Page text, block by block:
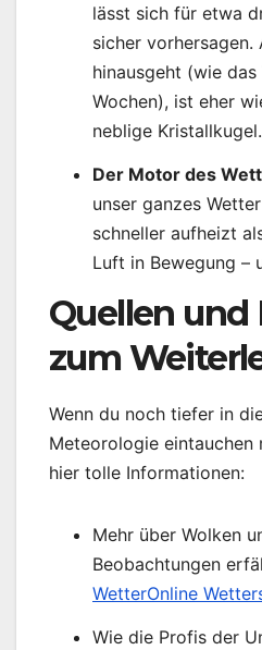
lässt sich für etwa
sicher vorhersagen.
hinausgeht (wie
Wochen), ist eher
neblige Kristallkugel.
Der Motor des
unser ganzes
schneller aufheizt
Luft in Bewegung –
Quellen und
zum
Wenn du noch tiefer in
Meteorologie
hier tolle Informationen:
Mehr über Wolken
Beobachtungen
WetterOnline
Wie die Profis der